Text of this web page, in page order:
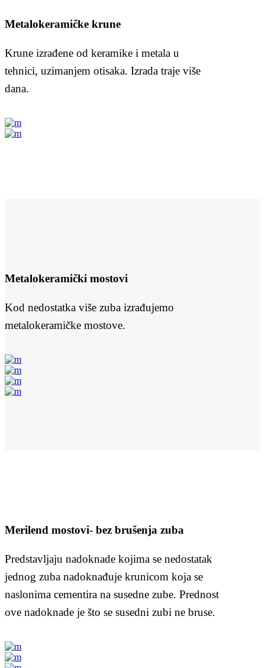
Metalokeramičke krune
Krune izrađene od keramike i metala u
tehnici, uzimanjem otisaka. Izrada traje više
dana.
Metalokeramički mostovi
Kod nedostatka više zuba izrađujemo
metalokeramičke mostove.
Merilend mostovi- bez brušenja zuba
Predstavljaju nadoknade kojima se nedostatak
jednog zuba nadoknađuje krunicom koja se
naslonima cementira na susedne zube. Prednost
ove nadoknade je što se susedni zubi ne bruse.